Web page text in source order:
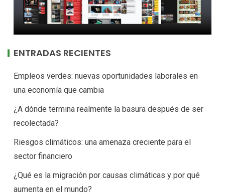
ENTRADAS RECIENTES
Empleos verdes: nuevas oportunidades laborales en
una economía que cambia
¿A dónde termina realmente la basura después de ser
recolectada?
Riesgos climáticos: una amenaza creciente para el
sector financiero
¿Qué es la migración por causas climáticas y por qué
aumenta en el mundo?